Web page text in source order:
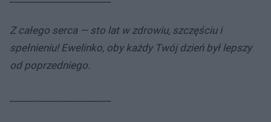
Z całego serca — sto lat w zdrowiu, szczęściu i
spełnieniu! Ewelinko, oby każdy Twój dzień był lepszy
od poprzedniego.